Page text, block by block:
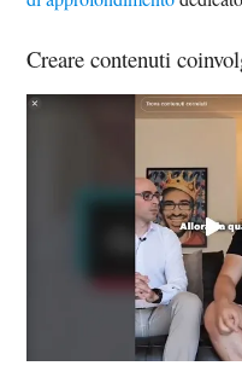
Creare contenuti